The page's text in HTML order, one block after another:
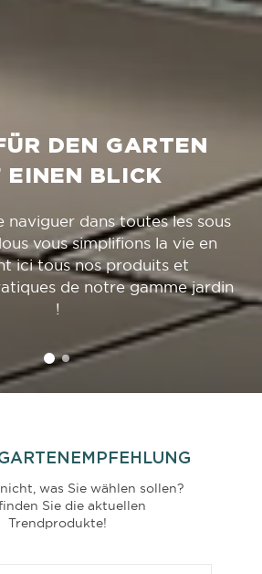
DEN GARTEN
EINEN BLICK
naviguer dans toutes les sous
vous simplifions la vie en
ici tous nos produits et
de notre gamme jardin
!
was Sie wählen sollen?
Sie die aktuellen
Trendprodukte!